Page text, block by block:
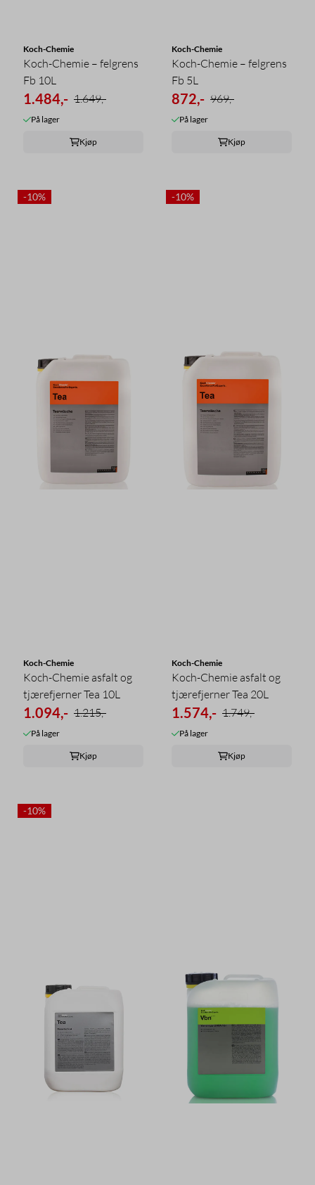
Koch-Chemie
Koch-Chemie – felgrens
Fb 10L
1.484,- 1.649,-
På lager
Kjøp
Koch-Chemie
Koch-Chemie – felgrens
Fb 5L
872,- 969,-
På lager
Kjøp
-10%
Koch-Chemie
Koch-Chemie asfalt og
tjærefjerner Tea 10L
1.094,- 1.215,-
På lager
Kjøp
-10%
Koch-Chemie
Koch-Chemie asfalt og
tjærefjerner Tea 20L
1.574,- 1.749,-
På lager
Kjøp
-10%